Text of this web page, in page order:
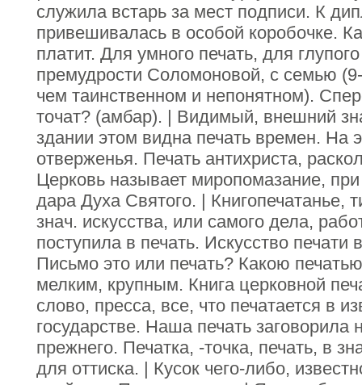
служила встарь за мест подписи. К
привешивалась в особой коробочке.
платит. Для умного печать, для
премудрости Соломоновой, с семью
чем таинственном и непонятном).
точат? (амбар). | Видимый, внешний
здании этом видна печать времен. На
отверженья. Печать антихриста,
Церковь называет миропомазание,
дара Духа Святого. | Книгопечатанье,
знач. искусства, или самого дела,
поступила в печать. Искусство печати
Письмо это или печать? Какою
мелким, крупным. Книга церковной
слово, пресса, все, что печатается в
государстве. Наша печать заговорила
прежнего. Печатка, -точка, печать, в
для оттиска. | Кусок чего-либо,